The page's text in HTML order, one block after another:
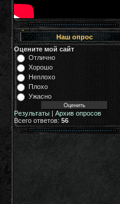
Наш опрос
Оцените мой сайт
Отлично
Хорошо
Неплохо
Плохо
Ужасно
Результаты | Архив опросов
Всего ответов: 56